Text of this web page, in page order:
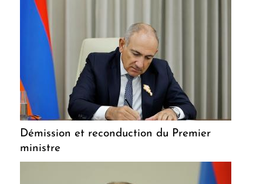
Démission et reconduction du Premier
ministre